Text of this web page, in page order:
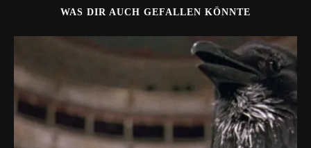
WAS DIR AUCH GEFALLEN KÖNNTE